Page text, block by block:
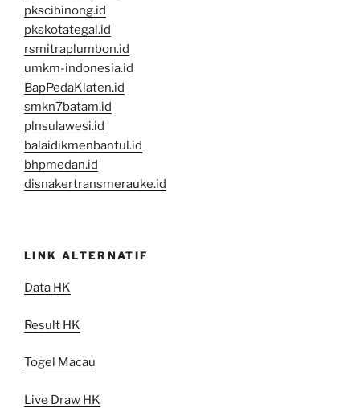
pkscibinong.id
pkskotategal.id
rsmitraplumbon.id
umkm-indonesia.id
BapPedaKlaten.id
smkn7batam.id
plnsulawesi.id
balaidikmenbantul.id
bhpmedan.id
disnakertransmerauke.id
LINK ALTERNATIF
Data HK
Result HK
Togel Macau
Live Draw HK